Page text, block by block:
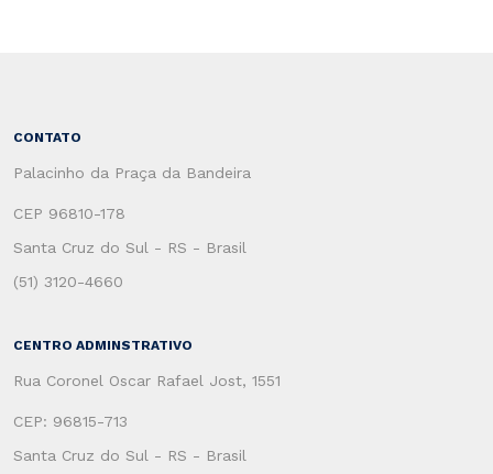
CONTATO
Palacinho da Praça da Bandeira
CEP 96810-178
Santa Cruz do Sul - RS - Brasil
(51) 3120-4660
CENTRO ADMINSTRATIVO
Rua Coronel Oscar Rafael Jost, 1551
CEP: 96815-713
Santa Cruz do Sul - RS - Brasil